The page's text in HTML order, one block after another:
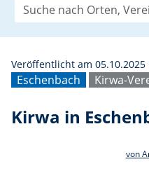
Eschenbach Kirwa-
Veröffentlicht am 05.10.2025
Kirwa in
von